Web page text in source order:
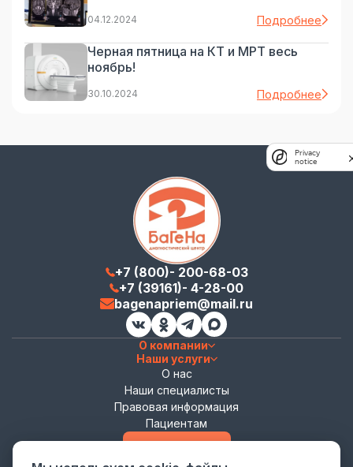
04.12.2024 Подробнее
Черная пятница на КТ и МРТ весь
ноябрь!
30.10.2024 Подробнее
+7 (800)- 200-68-03
+7 (39161)- 4-28-00
bagenapriem@mail.ru
О компании
Наши услуги
О нас
Наши специалисты
Правовая информация
Пациентам
Privacy
notice